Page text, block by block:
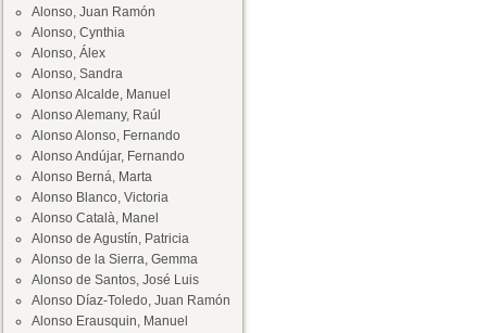
Alonso, Juan Ramón
Alonso, Cynthia
Alonso, Álex
Alonso, Sandra
Alonso Alcalde, Manuel
Alonso Alemany, Raúl
Alonso Alonso, Fernando
Alonso Andújar, Fernando
Alonso Berná, Marta
Alonso Blanco, Victoria
Alonso Català, Manel
Alonso de Agustín, Patricia
Alonso de la Sierra, Gemma
Alonso de Santos, José Luis
Alonso Díaz-Toledo, Juan Ramón
Alonso Erausquin, Manuel